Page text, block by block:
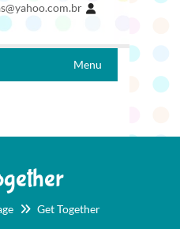
Menu
Get Together